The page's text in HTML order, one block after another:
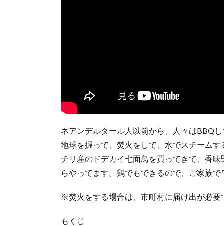
ネアンデルタール人以前から、人々はBBQ
地球を掘って、焚火をして、水でスチーム
チリ産のドデカイ七面鳥を買ってきて、香
らやってます。鶏でもできるので、ご家族で
※焚火をする場合は、市町村に届け出が必要
もくじ